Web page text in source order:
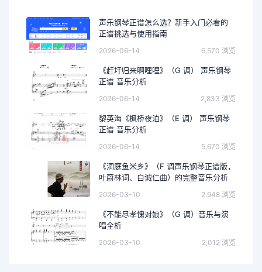
声乐钢琴正谱怎么选？新手入门必看的
正谱挑选与使用指南
2026-06-14 6,570 浏览
《赶圩归来啊哩哩》（G 调） 声乐钢琴
正谱 音乐分析
2026-06-14 2,833 浏览
黎英海《枫桥夜泊》（E 调） 声乐钢琴
正谱 音乐分析
2026-06-14 5,670 浏览
《洞庭鱼米乡》（F 调声乐钢琴正谱版，
叶蔚林词、白诚仁曲）的完整音乐分析
2026-03-10 2,948 浏览
《不能尽孝愧对娘》（G 调）音乐与演
唱全析
2026-03-10 2,012 浏览